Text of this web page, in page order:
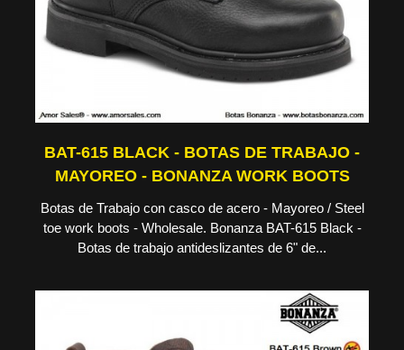
BAT-615 BLACK - BOTAS DE TRABAJO -
MAYOREO - BONANZA WORK BOOTS
Botas de Trabajo con casco de acero - Mayoreo / Steel
toe work boots - Wholesale. Bonanza BAT-615 Black -
Botas de trabajo antideslizantes de 6" de...